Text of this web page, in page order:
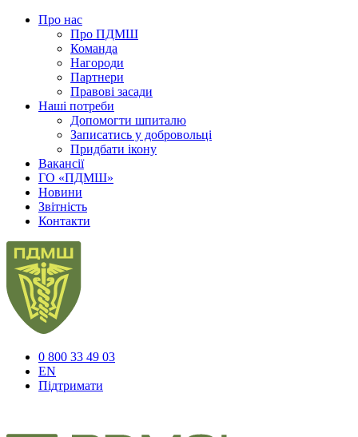
Про нас
Про ПДМШ
Команда
Нагороди
Партнери
Правові засади
Наші потреби
Допомогти шпиталю
Записатись у добровольці
Придбати ікону
Вакансії
ГО «ПДМШ»
Новини
Звітність
Контакти
0 800 33 49 03
EN
Підтримати